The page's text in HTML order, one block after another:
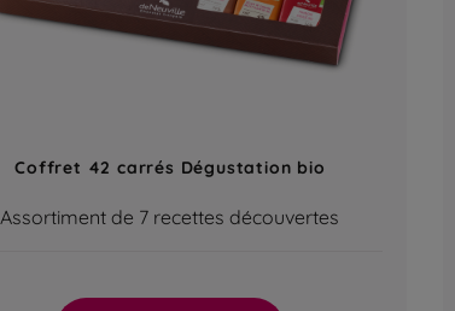
Coffret 42 carrés Dégustation bio
Assortiment de 7 recettes découvertes